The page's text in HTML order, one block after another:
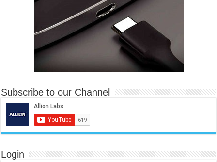
Subscribe to our Channel
Login